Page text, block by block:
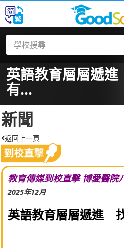
英語教育層層遞
有...
新聞
返回上一頁
教育傳媒到校直擊 博愛醫院
2025年12月
英語教育層層遞進